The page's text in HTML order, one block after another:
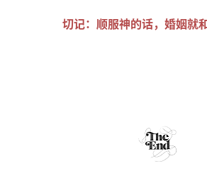
切记：顺服神的话，婚姻就